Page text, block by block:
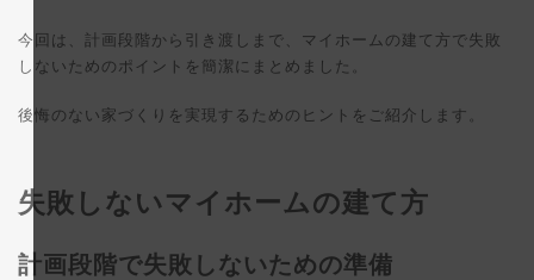
今回は、計画段階から引き渡しまで、マイホームの建て方で失敗
しないためのポイントを簡潔にまとめました。
後悔のない家づくりを実現するためのヒントをご紹介します。
失敗しないマイホームの建て方
計画段階で失敗しないための準備